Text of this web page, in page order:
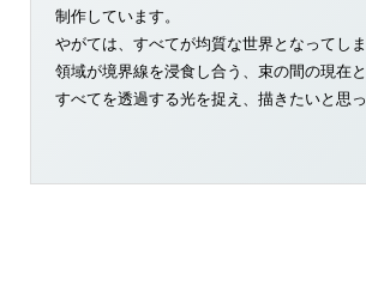
制作しています。
やがては、すべてが均質な世界となってしま
領域が境界線を浸食し合う、束の間の現在と
すべてを透過する光を捉え、描きたいと思っ